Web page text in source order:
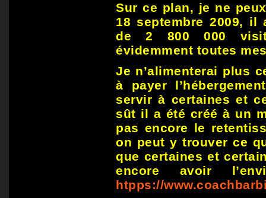
Sur ce plan, je ne
18 septembre 2009, il
de 2 800 000
évidemment toutes
Je n’alimenterai plus
à payer
servir à certaines et
sût il a été créé à un
pas encore le
on peut y trouver ce
que certaines et
encore avoir
htpps://